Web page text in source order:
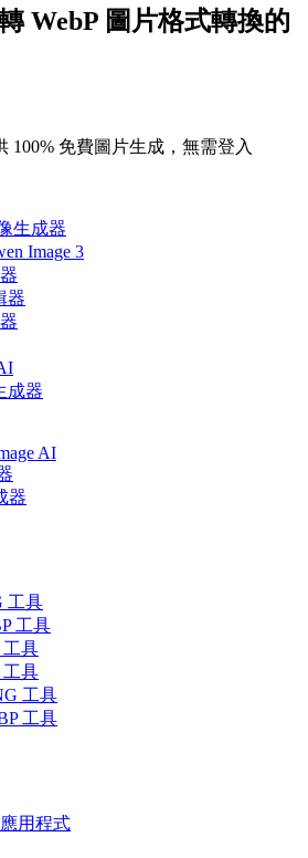
WebP 圖片格式轉換的
100% 免費圖片生成，無需登入
生成器
Image 3
器
成器
AI
器
工具
工具
工具
工具
工具
工具
用程式